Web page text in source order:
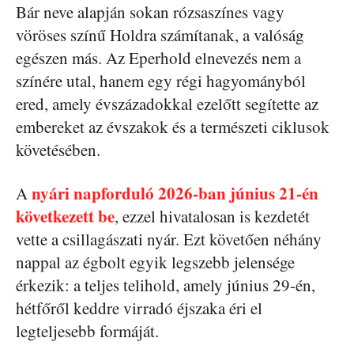
Bár neve alapján sokan rózsaszínes vagy
vöröses színű Holdra számítanak, a valóság
egészen más. Az Eperhold elnevezés nem a
színére utal, hanem egy régi hagyományból
ered, amely évszázadokkal ezelőtt segítette az
embereket az évszakok és a természeti ciklusok
követésében.
Anyári napforduló 2026-ban június 21-én
következett be, ezzel hivatalosan is kezdetét
vette a csillagászati nyár. Ezt követően néhány
nappal az égbolt egyik legszebb jelensége
érkezik: a teljes telihold, amely június 29-én,
hétfőről keddre virradó éjszaka éri el
legteljesebb formáját.